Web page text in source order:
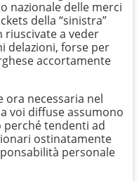
nazionale delle merci
della “sinistra”
riuscivate a veder
delazioni, forse per
accortamente
ora necessaria nel
voi diffuse assumono
tendenti ad
ostinatamente
personale